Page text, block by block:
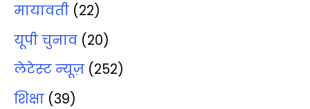
मायावती (22)
यूपी चुनाव (20)
लेटेस्‍ट न्‍यूज़ (252)
शिक्षा (39)